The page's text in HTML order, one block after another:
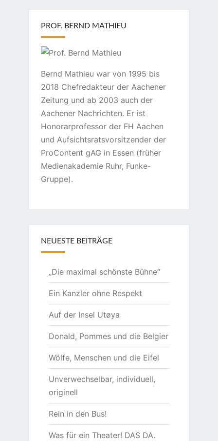
PROF. BERND MATHIEU
Bernd Mathieu war von 1995 bis
2018 Chefredakteur der Aachener
Zeitung und ab 2003 auch der
Aachener Nachrichten. Er ist
Honorarprofessor der FH Aachen
und Aufsichtsratsvorsitzender der
ProContent gAG in Essen (früher
Medienakademie Ruhr, Funke-
Gruppe).
NEUESTE BEITRÄGE
„Die maximal schönste Bühne“
Ein Kanzler ohne Respekt
Auf der Insel Utøya
Donald, Pommes und die Belgier
Wölfe, Menschen und die Eifel
Unverwechselbar, individuell,
originell
Rein in den Bus!
Was für ein Theater! DAS DA.